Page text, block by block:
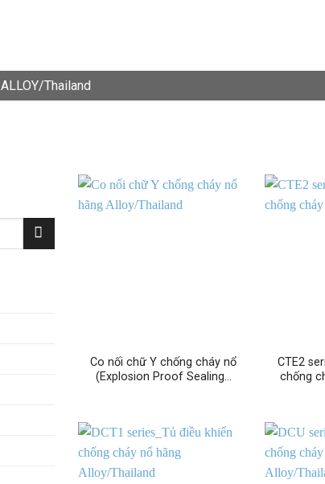
ALLOY/Thailand
Co nối chữ Y chống cháy nổ
(Explosion Proof Sealing…
CTE2
chống